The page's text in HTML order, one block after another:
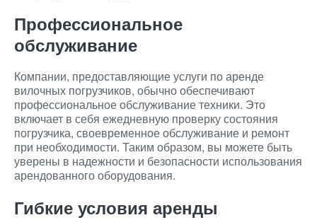
Профессиональное
обслуживание
Компании, предоставляющие услуги по аренде
вилочных погрузчиков, обычно обеспечивают
профессиональное обслуживание техники. Это
включает в себя ежедневную проверку состояния
погрузчика, своевременное обслуживание и ремонт
при необходимости. Таким образом, вы можете быть
уверены в надежности и безопасности использования
арендованного оборудования.
Гибкие условия аренды